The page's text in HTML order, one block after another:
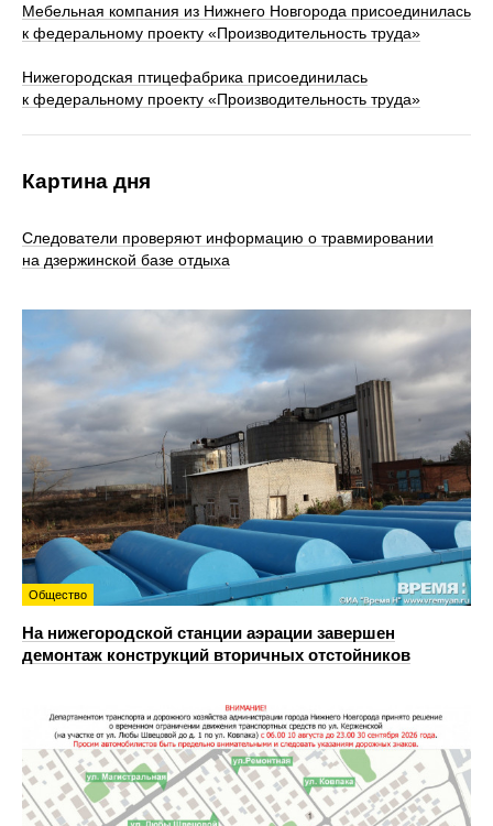
Мебельная компания из Нижнего Новгорода присоединилась
к федеральному проекту «Производительность труда»
Нижегородская птицефабрика присоединилась
к федеральному проекту «Производительность труда»
Картина дня
Следователи проверяют информацию о травмировании
на дзержинской базе отдыха
Общество
На нижегородской станции аэрации завершен
демонтаж конструкций вторичных отстойников